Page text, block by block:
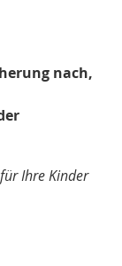
nach,
Ihre Kinder